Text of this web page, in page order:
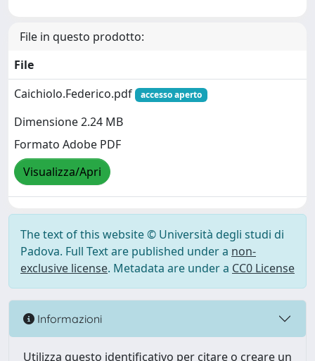
File in questo prodotto:
File
Caichiolo.Federico.pdf
accesso aperto
Dimensione 2.24 MB
Formato Adobe PDF
Visualizza/Apri
The text of this website © Università degli studi di
Padova. Full Text are published under a non-
exclusive license. Metadata are under a CC0 License
Informazioni
Utilizza questo identificativo per citare o creare un